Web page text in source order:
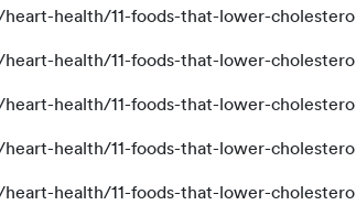
health/11-foods-that-lower-cholesterol
health/11-foods-that-lower-cholesterol
health/11-foods-that-lower-cholesterol
health/11-foods-that-lower-cholesterol
health/11-foods-that-lower-cholesterol